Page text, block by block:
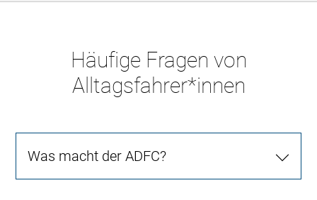
Häufige Fragen von
Alltagsfahrer*innen
Was macht der ADFC?